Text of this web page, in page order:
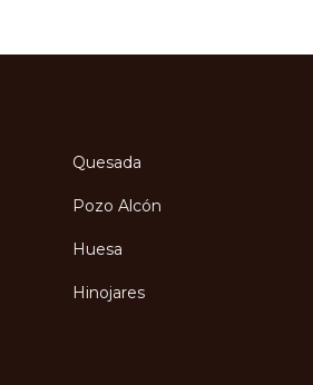
Quesada
Pozo Alcón
Huesa
Hinojares